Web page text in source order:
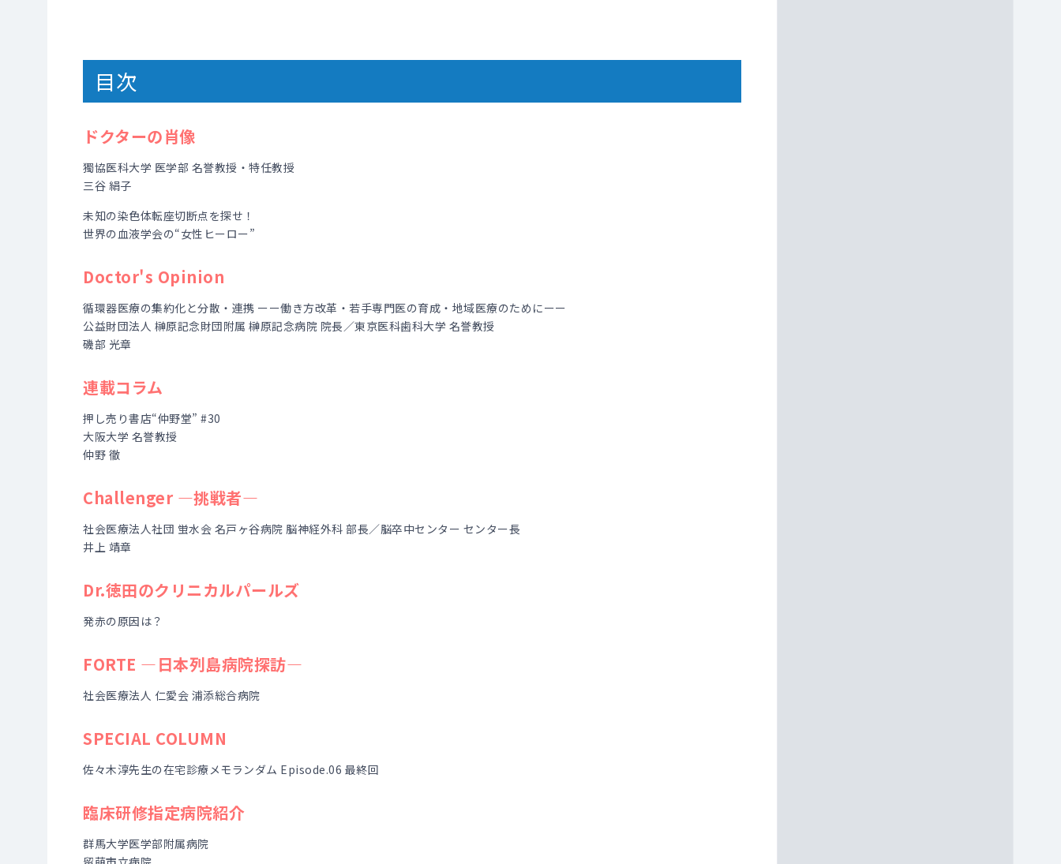
目次
ドクターの肖像
獨協医科大学 医学部 名誉教授・特任教授
三谷 絹子
未知の染色体転座切断点を探せ！
世界の血液学会の“女性ヒーロー”
Doctor's Opinion
循環器医療の集約化と分散・連携 ーー働き方改革・若手専門医の育成・地域医療のためにーー
公益財団法人 榊原記念財団附属 榊原記念病院 院長／東京医科歯科大学 名誉教授
磯部 光章
連載コラム
押し売り書店“仲野堂” #30
大阪大学 名誉教授
仲野 徹
Challenger ―挑戦者―
社会医療法人社団 蛍水会 名戸ヶ谷病院 脳神経外科 部長／脳卒中センター センター長
井上 靖章
Dr.徳田のクリニカルパールズ
発赤の原因は？
FORTE ―日本列島病院探訪―
社会医療法人 仁愛会 浦添総合病院
SPECIAL COLUMN
佐々木淳先生の在宅診療メモランダム Episode.06 最終回
臨床研修指定病院紹介
群馬大学医学部附属病院